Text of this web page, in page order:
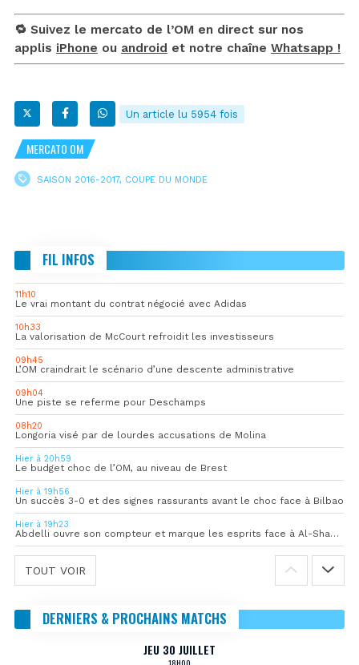
🔁 Suivez le mercato de l’OM en direct sur nos
applis iPhone ou android et notre chaîne Whatsapp !
Un article lu 5954 fois
MERCATO OM
SAISON 2016-2017, COUPE DU MONDE
FIL INFOS
11h10
Le vrai montant du contrat négocié avec Adidas
10h33
La valorisation de McCourt refroidit les investisseurs
09h45
L’OM craindrait le scénario d’une descente administrative
09h04
Une piste se referme pour Deschamps
08h20
Longoria visé par de lourdes accusations de Molina
Hier à 20h59
Le budget choc de l’OM, au niveau de Brest
Hier à 19h56
Un succès 3-0 et des signes rassurants avant le choc face à Bilbao
Hier à 19h23
Abdelli ouvre son compteur et marque les esprits face à Al-Shahania
TOUT VOIR
DERNIERS & PROCHAINS MATCHS
JEU 30 JUILLET
18H00